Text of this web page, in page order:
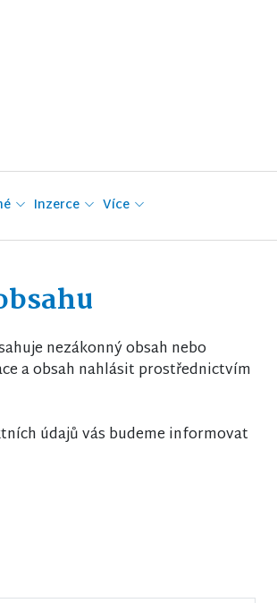
Inzerce Více
nezákonný obsah nebo
a obsah nahlásit prostřednictvím
údajů vás budeme informovat